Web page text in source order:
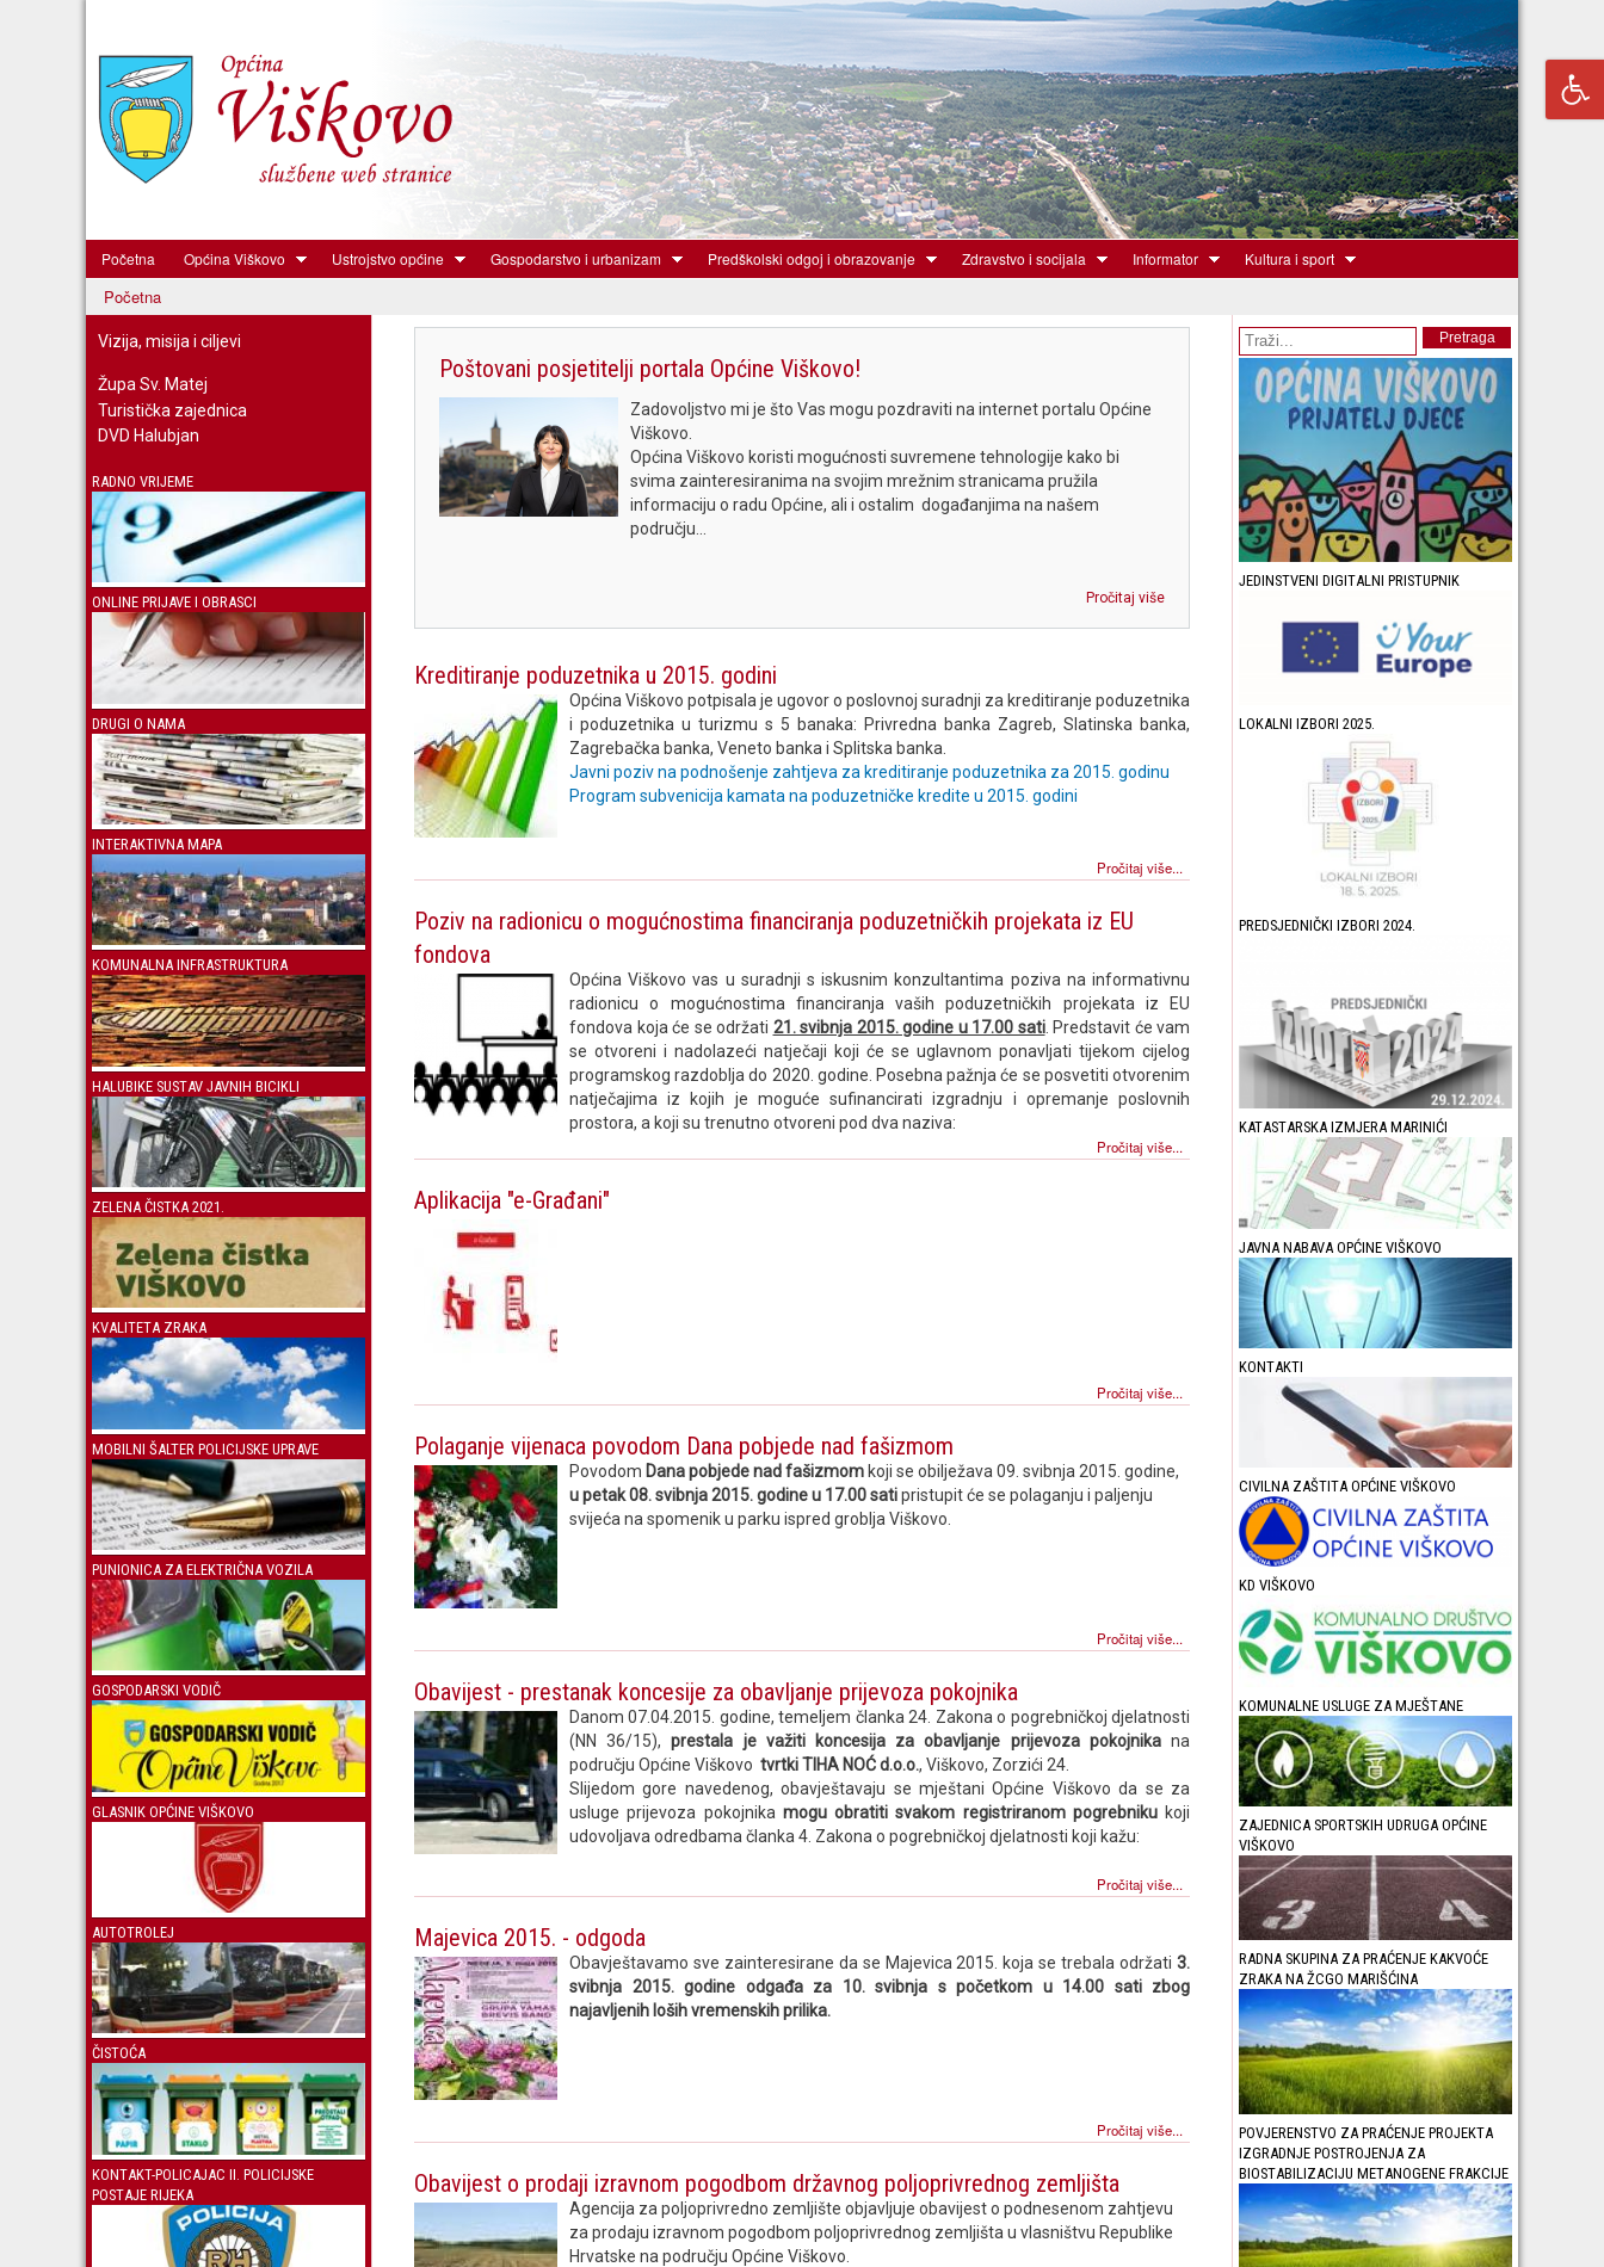
Skoči
glavni
sadržaj
Općina
Viškovo
Početna Općina Viškovo Ustrojstvo općine Gospodarstvo i urbanizam Predškolski odgoj i obrazovanje Zdravstvo i socijala Informator Kultura i sport
Početna
Vizija, misija i ciljevi
Župa Sv. Matej
Turistička zajednica
DVD Halubjan
RADNO VRIJEME
ONLINE PRIJAVE I OBRASCI
DRUGI O NAMA
INTERAKTIVNA MAPA
KOMUNALNA INFRASTRUKTURA
HALUBIKE SUSTAV JAVNIH BICIKLI
ZELENA ČISTKA 2021.
KVALITETA ZRAKA
MOBILNI ŠALTER POLICIJSKE UPRAVE
PUNIONICA ZA ELEKTRIČNA VOZILA
GOSPODARSKI VODIČ
GLASNIK OPĆINE VIŠKOVO
AUTOTROLEJ
ČISTOĆA
KONTAKT-POLICAJAC II. POLICIJSKE
POSTAJE RIJEKA
Poštovani posjetitelji portala Općine Viškovo!
Zadovoljstvo mi je što Vas mogu pozdraviti na internet portalu Općine
Viškovo.
Općina Viškovo koristi mogućnosti suvremene tehnologije kako bi
svima zainteresiranima na svojim mrežnim stranicama pružila
informaciju o radu Općine, ali i ostalim događanjima na našem
području...
Pročitaj više
Kreditiranje poduzetnika u 2015. godini
Općina Viškovo potpisala je ugovor o poslovnoj suradnji za kreditiranje poduzetnika
i poduzetnika u turizmu s 5 banaka: Privredna banka Zagreb, Slatinska banka,
Zagrebačka banka, Veneto banka i Splitska banka.
Javni poziv na podnošenje zahtjeva za kreditiranje poduzetnika za 2015. godinu
Program subvenicija kamata na poduzetničke kredite u 2015. godini
Pročitaj više...
Poziv na radionicu o mogućnostima financiranja poduzetničkih projekata iz EU
fondova
Općina Viškovo vas u suradnji s iskusnim konzultantima poziva na informativnu
radionicu o mogućnostima financiranja vaših poduzetničkih projekata iz EU
fondova koja će se održati 21. svibnja 2015. godine u 17.00 sati. Predstavit će vam
se otvoreni i nadolazeći natječaji koji će se uglavnom ponavljati tijekom cijelog
programskog razdoblja do 2020. godine. Posebna pažnja će se posvetiti otvorenim
natječajima iz kojih je moguće sufinancirati izgradnju i opremanje poslovnih
prostora, a koji su trenutno otvoreni pod dva naziva:
Pročitaj više...
Aplikacija "e-Građani"
Pročitaj više...
Polaganje vijenaca povodom Dana pobjede nad fašizmom
Povodom Dana pobjede nad fašizmom koji se obilježava 09. svibnja 2015. godine,
u petak 08. svibnja 2015. godine u 17.00 satipristupit će se polaganju i paljenju
svijeća na spomenik u parku ispred groblja Viškovo.
Pročitaj više...
Obavijest - prestanak koncesije za obavljanje prijevoza pokojnika
Danom 07.04.2015. godine, temeljem članka 24. Zakona o pogrebničkoj djelatnosti
(NN 36/15),prestala je važiti koncesija za obavljanje prijevoza pokojnikana
području Općine Viškovo tvrtki TIHA NOĆ d.o.o., Viškovo, Zorzići 24.
Slijedom gore navedenog, obavještavaju se mještani Općine Viškovo da se za
usluge prijevoza pokojnika mogu obratiti svakom registriranom pogrebnikukoji
udovoljava odredbama članka 4. Zakona o pogrebničkoj djelatnosti koji kažu:
Pročitaj više...
Majevica 2015. - odgoda
Obavještavamo sve zainteresirane da se Majevica 2015. koja se trebala održati 3.
svibnja 2015. godine odgađa za 10. svibnja s početkom u 14.00 sati zbog
najavljenih loših vremenskih prilika.
Pročitaj više...
Obavijest o prodaji izravnom pogodbom državnog poljoprivrednog zemljišta
Agencija za poljoprivredno zemljište objavljuje obavijest o podnesenom zahtjevu
za prodaju izravnom pogodbom poljoprivrednog zemljišta u vlasništvu Republike
Hrvatske na području Općine Viškovo.
Obrazac pretrage Pretraga
JEDINSTVENI DIGITALNI PRISTUPNIK
LOKALNI IZBORI 2025.
PREDSJEDNIČKI IZBORI 2024.
KATASTARSKA IZMJERA MARINIĆI
JAVNA NABAVA OPĆINE VIŠKOVO
KONTAKTI
CIVILNA ZAŠTITA OPĆINE VIŠKOVO
KD VIŠKOVO
KOMUNALNE USLUGE ZA MJEŠTANE
ZAJEDNICA SPORTSKIH UDRUGA OPĆINE
VIŠKOVO
RADNA SKUPINA ZA PRAĆENJE KAKVOĆE
ZRAKA NA ŽCGO MARIŠĆINA
POVJERENSTVO ZA PRAĆENJE PROJEKTA
IZGRADNJE POSTROJENJA ZA
BIOSTABILIZACIJU METANOGENE FRAKCIJE